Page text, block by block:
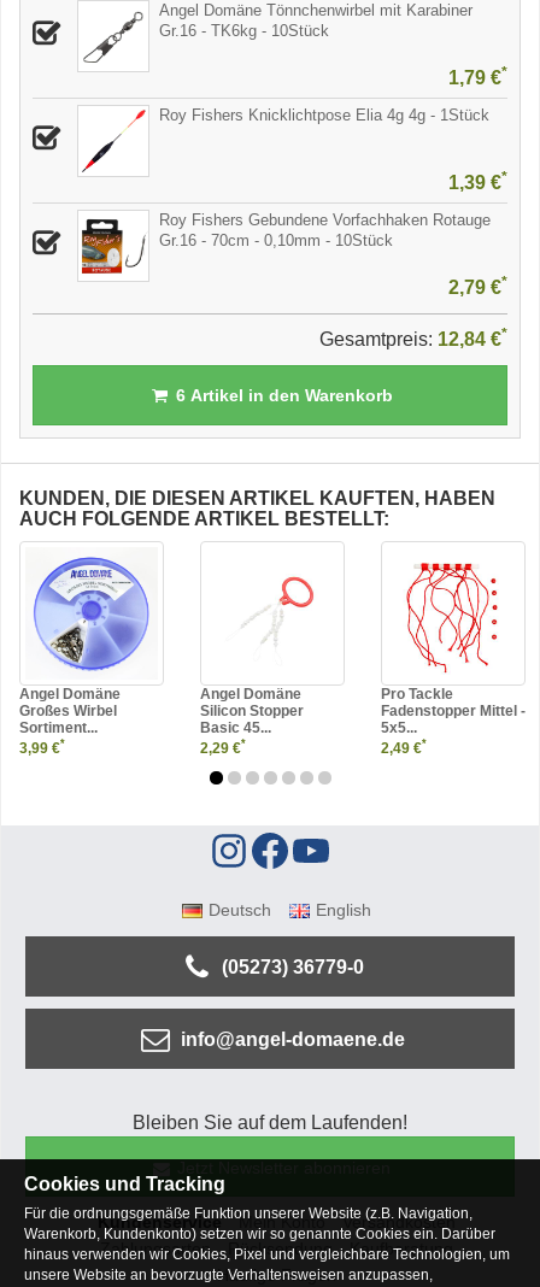
Angel Domäne Tönnchenwirbel mit Karabiner
Gr.16 - TK6kg - 10Stück
1,79 €*
Roy Fishers Knicklichtpose Elia 4g 4g - 1Stück
1,39 €*
Roy Fishers Gebundene Vorfachhaken Rotauge
Gr.16 - 70cm - 0,10mm - 10Stück
2,79 €*
Gesamtpreis: 12,84 €*
6Artikel in den Warenkorb
KUNDEN, DIE DIESEN ARTIKEL KAUFTEN, HABEN
AUCH FOLGENDE ARTIKEL BESTELLT:
Angel Domäne
Großes Wirbel
Sortiment...
3,99 €*
Angel Domäne
Silicon Stopper
Basic 45...
2,29 €*
Pro Tackle
Fadenstopper Mittel -
5x5...
2,49 €*
Deutsch English
(05273) 36779-0
info@angel-domaene.de
Bleiben Sie auf dem Laufenden!
Kundenservice Mein Konto
Versandkosten
Zahlungsarten
Rücksendung
Kaufberatung
Häufige Fragen
Cookies und Tracking
Für die ordnungsgemäße Funktion unserer Website (z.B. Navigation,
Warenkorb, Kundenkonto) setzen wir so genannte Cookies ein. Darüber
hinaus verwenden wir Cookies, Pixel und vergleichbare Technologien, um
unsere Website an bevorzugte Verhaltensweisen anzupassen,